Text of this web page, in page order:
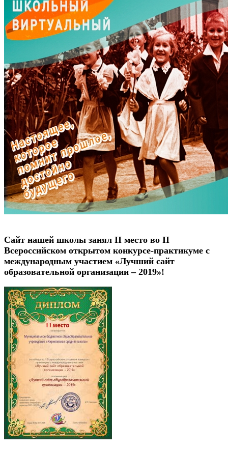
Сайт нашей школы занял II место во II
Всероссийском открытом конкурсе-практикуме с
международным участием «Лучший сайт
образовательной организации – 2019»!